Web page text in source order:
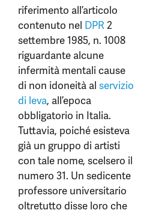
riferimento all’articolo
contenuto nel DPR 2
settembre 1985, n. 1008
riguardante alcune
infermità mentali cause
di non idoneità al servizio
di leva, all’epoca
obbligatorio in Italia.
Tuttavia, poiché esisteva
già un gruppo di artisti
con tale nome, scelsero il
numero 31. Un sedicente
professore universitario
oltretutto disse loro che